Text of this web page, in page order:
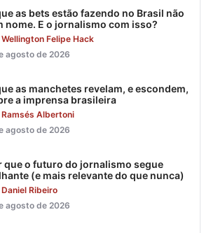
as bets estão fazendo no Brasil não
nome. E o jornalismo com isso?
Wellington Felipe Hack
agosto de 2026
as manchetes revelam, e escondem,
a imprensa brasileira
Ramsés Albertoni
agosto de 2026
que o futuro do jornalismo segue
(e mais relevante do que nunca)
Daniel Ribeiro
agosto de 2026